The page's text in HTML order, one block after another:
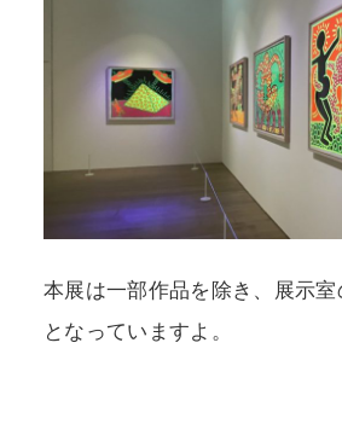
本展は一部作品を除き、展示
となっていますよ。